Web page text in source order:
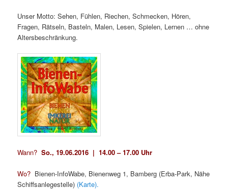
Unser Motto: Sehen, Fühlen, Riechen, Schmecken, Hören,
Fragen, Rätseln, Basteln, Malen, Lesen, Spielen, Lernen … ohne
Altersbeschränkung.
Wann?So., 19.06.2016 | 14.00 – 17.00 Uhr
Wo? Bienen-InfoWabe, Bienenweg 1, Bamberg (Erba-Park, Nähe
Schiffsanlegestelle) (Karte).